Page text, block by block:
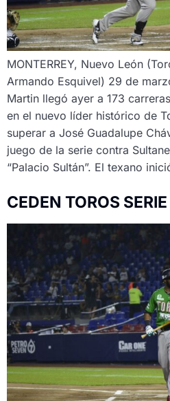
MONTERREY, Nuevo León
Armando Esquivel) 29 de
Martin llegó ayer a 173
en el nuevo líder histórico de
superar a José Guadalupe
juego de la serie contra
“Palacio Sultán”. El texano
CEDEN TOROS